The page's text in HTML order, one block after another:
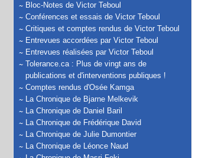
Bloc-Notes de Victor Teboul
Conférences et essais de Victor Teboul
Critiques et comptes rendus de Victor Teboul
Entrevues accordées par Victor Teboul
Entrevues réalisées par Victor Teboul
Tolerance.ca : Plus de vingt ans de
publications et d'interventions publiques !
Comptes rendus d'Osée Kamga
La Chronique de Bjarne Melkevik
La Chronique de Daniel Baril
La Chronique de Frédérique David
La Chronique de Julie Dumontier
La Chronique de Léonce Naud